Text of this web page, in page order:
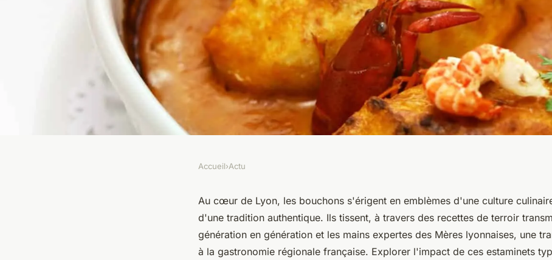
Bouchons lyonnais : leur impact sur la
scène gastronomique française
Accueil›Actu
Au cœur de Lyon, les bouchons s'érigent en emblèmes d'une culture
d'une tradition authentique. Ils tissent, à travers des recettes de terroir
génération en génération et les mains expertes des Mères lyonnaises, une
à la gastronomie régionale française. Explorer l'impact de ces estaminets